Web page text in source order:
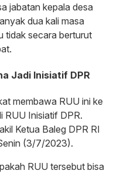
jabatan kepala desa
dua kali masa
tidak secara berturut
Jadi Inisiatif DPR
membawa RUU ini ke
RUU Inisiatif DPR.
Ketua Baleg DPR RI
(3/7/2023).
RUU tersebut bisa